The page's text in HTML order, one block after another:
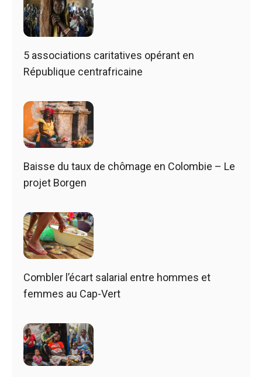
5 associations caritatives opérant en
République centrafricaine
Baisse du taux de chômage en Colombie – Le
projet Borgen
Combler l’écart salarial entre hommes et
femmes au Cap-Vert